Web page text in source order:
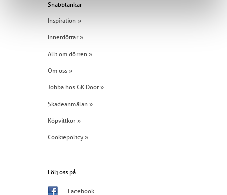
Snabblänkar
Inspiration »
Innerdörrar »
Allt om dörren »
Om oss »
Jobba hos GK Door »
Skadeanmälan »
Köpvillkor »
Cookiepolicy »
Följ oss på
Facebook